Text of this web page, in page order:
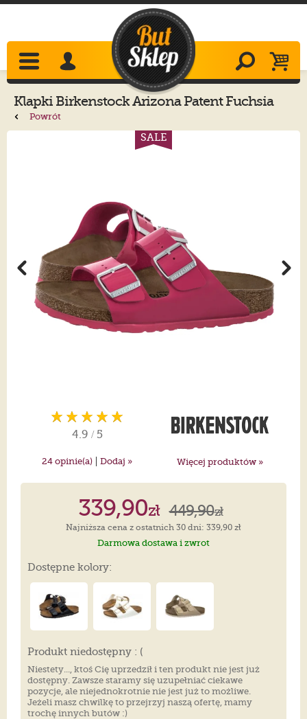
Klapki BirkenstockArizona Patent Fuchsia
Tulip 1030798
Powrót
SALE
4.9 / 5
24 opinie(a) | Dodaj » Więcej produktów »
339,90zł 449,90zł
Najniższa cena z ostatnich 30 dni: 339,90 zł
Darmowa dostawa i zwrot
Dostępne kolory:
Produkt niedostępny : (
Niestety..., ktoś Cię uprzedził i ten produkt nie jest już
dostępny. Zawsze staramy się uzupełniać ciekawe
pozycje, ale niejednokrotnie nie jest już to możliwe.
Jeżeli masz chwilkę to przejrzyj naszą ofertę, mamy
trochę innych butów :)